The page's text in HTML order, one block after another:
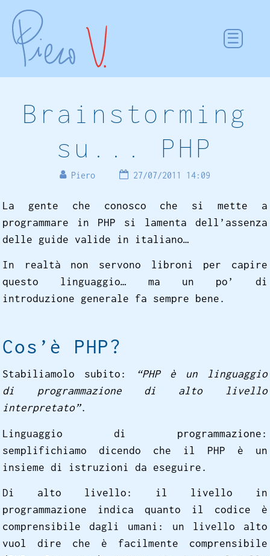
Brainstorming
su... PHP
Piero 27/07/2011 14:09
La gente che conosco che si mette a
programmare in PHP si lamenta dell’assenza
delle guide valide in italiano…
In realtà non servono libroni per capire
questo linguaggio… ma un po’ di
introduzione generale fa sempre bene.
Cos’è PHP?
Stabiliamolo subito:
“PHP è un linguaggio
di programmazione di alto livello
interpretato”.
Linguaggio di programmazione:
semplifichiamo dicendo che il PHP è un
insieme di istruzioni da eseguire.
Di alto livello: il livello in
programmazione indica quanto il codice è
comprensibile dagli umani: un livello alto
vuol dire che è facilmente comprensibile